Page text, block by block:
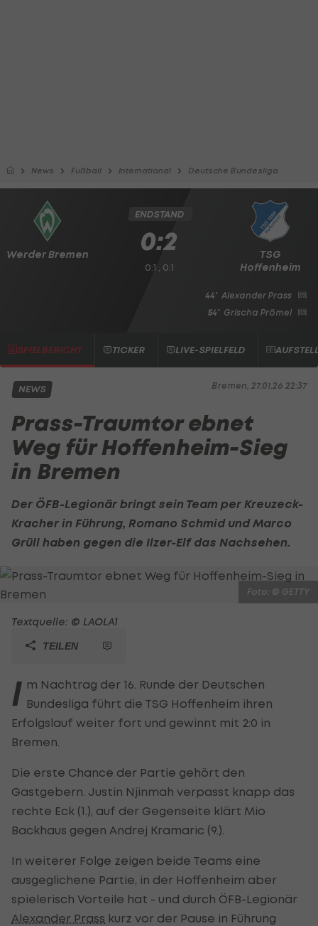
News Fußball International Deutsche Bundesliga
Werder Bremen
TSG
Hoffenheim
ENDSTAND
0:2
0:1 , 0:1
44' Alexander Prass
54' Grischa Prömel
SPIELBERICHT TICKER LIVE-SPIELFELD
Bremen, 27.01.26 22:37
NEWS
Prass-Traumtor ebnet
Weg für Hoffenheim-Sieg
in Bremen
Der ÖFB-Legionär bringt sein Team per Kreuzeck-
Kracher in Führung, Romano SchmidundMarco
Grüll haben gegen die Ilzer-Elf das Nachsehen.
Foto: © GETTY
Textquelle: © LAOLA1
TEILEN
I m Nachtrag der 16. Runde der Deutschen
Bundesliga führt die TSG Hoffenheim ihren
Erfolgslauf weiter fort und gewinnt mit 2:0 in
Bremen.
Die erste Chance der Partie gehört den
Gastgebern. Justin Njinmah verpasst knapp das
rechte Eck (1.), auf der Gegenseite klärt Mio
Backhaus gegen Andrej Kramaric (9.).
In weiterer Folge zeigen beide Teams eine
ausgeglichene Partie, in der Hoffenheim aber
spielerisch Vorteile hat - und durch ÖFB-Legionär
Alexander Prass kurz vor der Pause in Führung